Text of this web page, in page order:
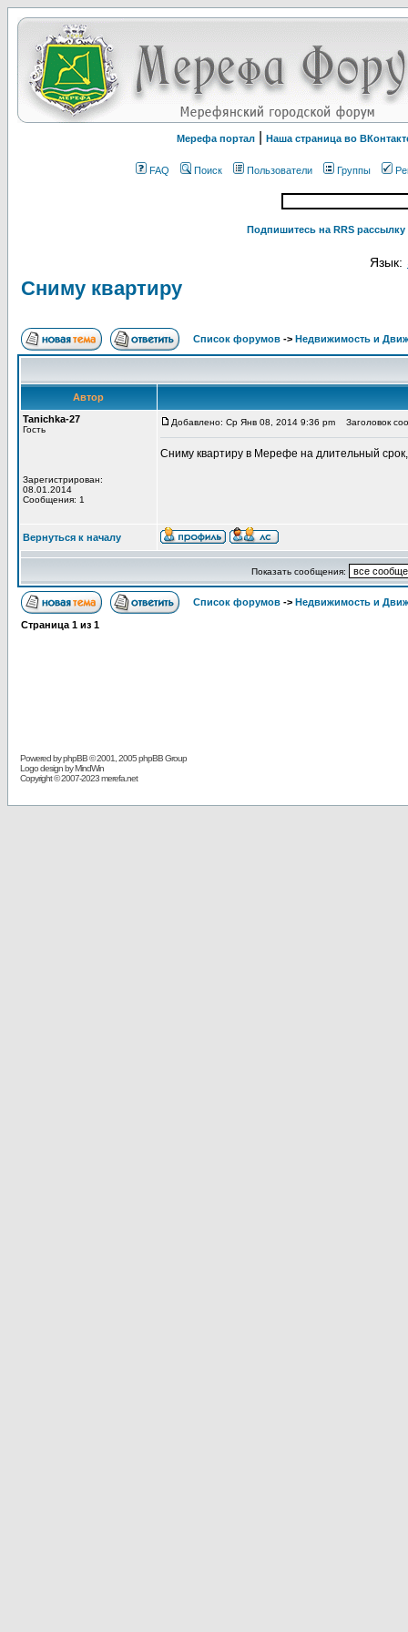
Мерефа портал Наша страница во
FAQ Поиск Пользователи Группы
Подпишитесь на RRS
Язык:
Сниму квартиру
Список форумов -> Недвижимость и
Автор
Tanichka-27
Гость
Зарегистрирован:
08.01.2014
Сообщения: 1
Добавлено: Ср Янв 08, 2014 9:36 pm Заголовок
Сниму квартиру в Мерефе на длительный
Вернуться к началу
Показать сообщения:
Список форумов -> Недвижимость и
Страница 1 из 1
Powered byphpBB© 2001, 2005 phpBB Group
Logo design by MindWin
Copyright © 2007-2023 merefa.net